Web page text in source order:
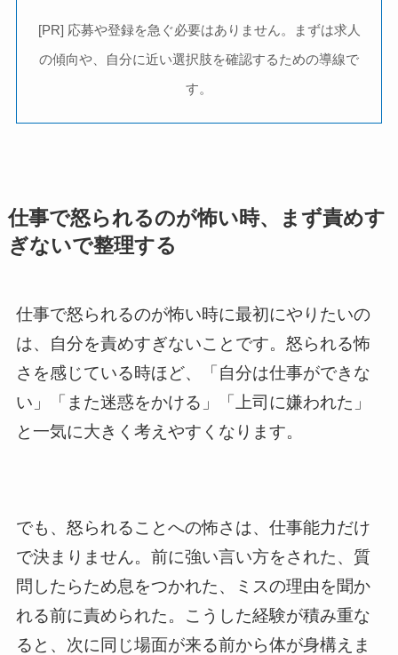
[PR] 応募や登録を急ぐ必要はありません。まずは求人
の傾向や、自分に近い選択肢を確認するための導線で
す。
仕事で怒られるのが怖い時、まず責めす
ぎないで整理する
仕事で怒られるのが怖い時に最初にやりたいの
は、自分を責めすぎないことです。怒られる怖
さを感じている時ほど、「自分は仕事ができな
い」「また迷惑をかける」「上司に嫌われた」
と一気に大きく考えやすくなります。
でも、怒られることへの怖さは、仕事能力だけ
で決まりません。前に強い言い方をされた、質
問したらため息をつかれた、ミスの理由を聞か
れる前に責められた。こうした経験が積み重な
ると、次に同じ場面が来る前から体が身構えま